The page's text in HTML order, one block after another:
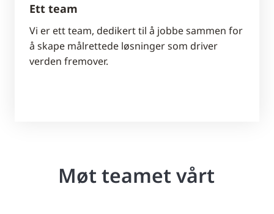
Ett team
Vi er ett team, dedikert til å jobbe sammen for
å skape målrettede løsninger som driver
verden fremover.
Møt teamet vårt